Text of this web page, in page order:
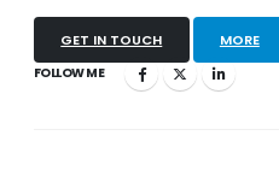
GET IN TOUCH MORE
FOLLOW ME